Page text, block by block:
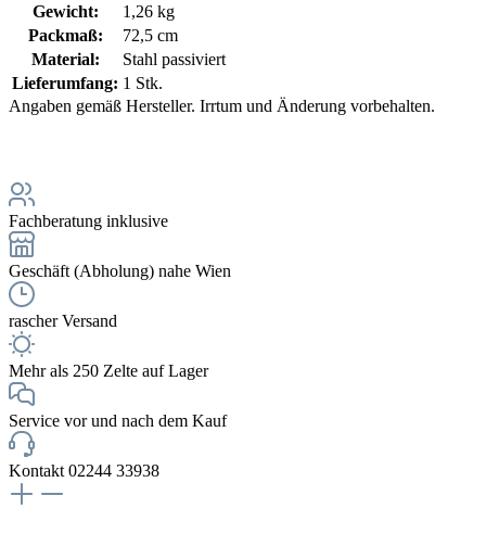
Gewicht:
1,26 kg
Packmaß:
72,5 cm
Material:
Stahl passiviert
Lieferumfang: 1 Stk.
Angaben gemäß Hersteller. Irrtum und Änderung vorbehalten.
Fachberatung inklusive
Geschäft (Abholung) nahe Wien
rascher Versand
Mehr als 250 Zelte auf Lager
Service vor und nach dem Kauf
Kontakt 02244 33938